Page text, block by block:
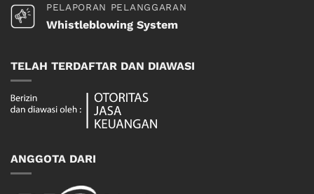
PELAPORAN PELANGGARAN
Whistleblowing System
TELAH TERDAFTAR DAN DIAWASI
ANGGOTA DARI